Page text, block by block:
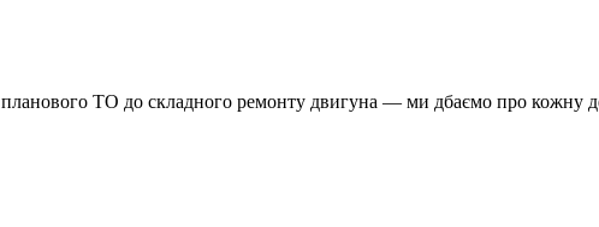
планового ТО до складного ремонту двигуна — ми дбаємо про кожну